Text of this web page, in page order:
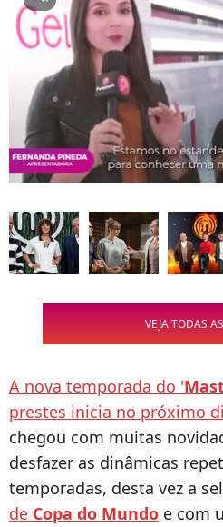
VEJA TODAS
A nova temporada do '
prestes inicia no próximo
chegou com muitas
desfazer as dinâmicas
temporadas, desta vez a
de Copa do Mundo e com